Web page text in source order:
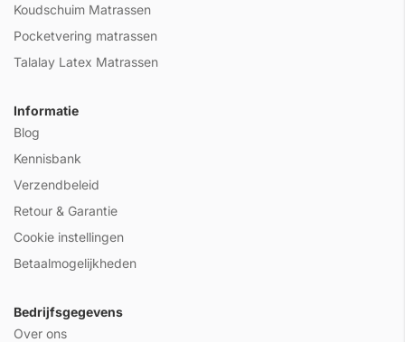
Koudschuim Matrassen
Pocketvering matrassen
Talalay Latex Matrassen
Informatie
Blog
Kennisbank
Verzendbeleid
Retour & Garantie
Cookie instellingen
Betaalmogelijkheden
Bedrijfsgegevens
Over ons